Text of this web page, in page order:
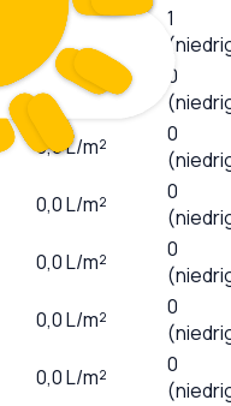
0,0L/m²
1
0,0 L/m²
0
0,0L/m²
0
0,0L/m²
0
0,0L/m²
0
0,0L/m²
0
0,0L/m²
0